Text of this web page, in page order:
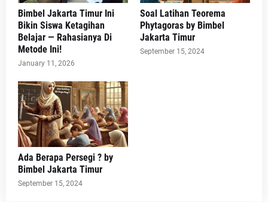
Bimbel Jakarta Timur Ini
Bikin Siswa Ketagihan
Belajar — Rahasianya Di
Metode Ini!
January 11, 2026
Soal Latihan Teorema
Phytagoras by Bimbel
Jakarta Timur
September 15, 2024
Ada Berapa Persegi ? by
Bimbel Jakarta Timur
September 15, 2024